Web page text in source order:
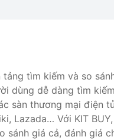
tảng tìm kiếm và so
dùng dễ dàng tìm
sàn thương mại điện
Lazada… Với KIT
sánh giá cả, đánh giá